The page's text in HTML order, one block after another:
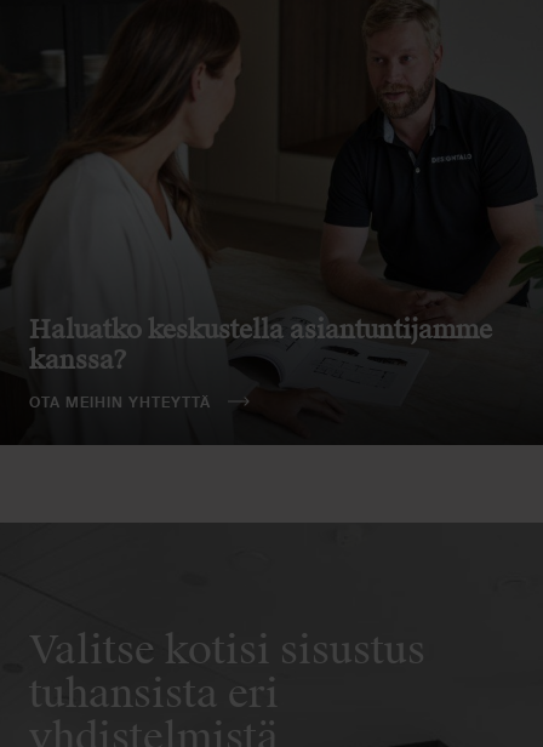
Haluatko keskustella asiantuntijamme
kanssa?
OTA MEIHIN YHTEYTTÄ
Valitse kotisi sisustus
tuhansista eri